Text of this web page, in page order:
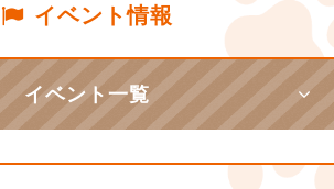
イベント情報
イベント一覧